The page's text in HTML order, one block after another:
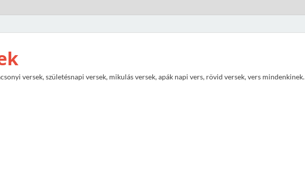
versek, születésnapi versek, mikulás versek, apák napi vers, rövid versek, vers mindenkinek.